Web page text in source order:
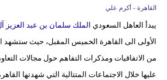
القاهرة - أكرم علي
يبدأ العاهل السعودي الملك سلمان بن عبد العزيز
الأولى الى القاهرة الخميس المقبل، حيث ستشهد
من الاتفاقيات ومذكرات التفاهم حول مجالات
عليها خلال الاجتماعات المتتالية التي شهدتها